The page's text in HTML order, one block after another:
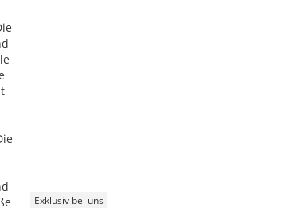
Exklusiv bei uns